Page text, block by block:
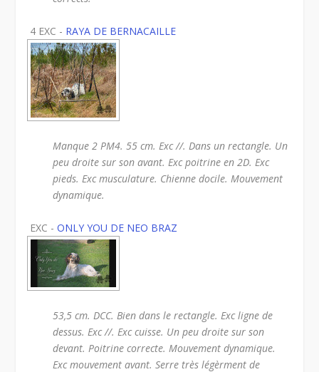
4 EXC - RAYA DE BERNACAILLE
Manque 2 PM4. 55 cm. Exc //. Dans un rectangle. Un
peu droite sur son avant. Exc poitrine en 2D. Exc
pieds. Exc musculature. Chienne docile. Mouvement
dynamique.
EXC -ONLY YOU DE NEO BRAZ
53,5 cm. DCC. Bien dans le rectangle. Exc ligne de
dessus. Exc //. Exc cuisse. Un peu droite sur son
devant. Poitrine correcte. Mouvement dynamique.
Exc mouvement avant. Serre très légèrment de